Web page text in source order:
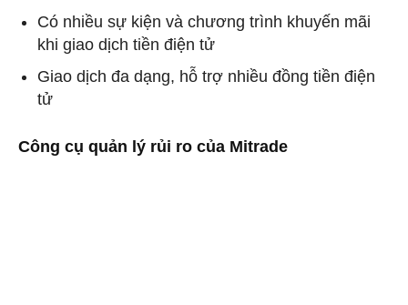
Có nhiều sự kiện và chương trình khuyến mãi
khi giao dịch tiền điện tử
Giao dịch đa dạng, hỗ trợ nhiều đồng tiền điện
tử
Công cụ quản lý rủi ro của Mitrade